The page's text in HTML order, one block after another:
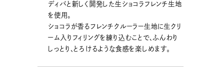
ディバと新しく開発した生ショコラフレンチ生地
を使用。
ショコラが香るフレンチクルーラー生地に生クリ
ーム入りフィリングを練り込むことで、ふんわり
しっとり、とろけるような食感を楽しめます。